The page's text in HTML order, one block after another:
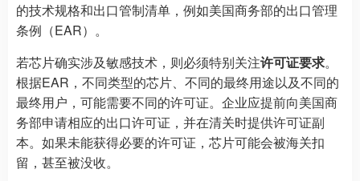
的技术规格和出口管制清单，例如美国商务部的出口管理
条例（EAR）。
若芯片确实涉及敏感技术，则必须特别关注许可证要求。
根据EAR，不同类型的芯片、不同的最终用途以及不同的
最终用户，可能需要不同的许可证。企业应提前向美国商
务部申请相应的出口许可证，并在清关时提供许可证副
本。如果未能获得必要的许可证，芯片可能会被海关扣
留，甚至被没收。